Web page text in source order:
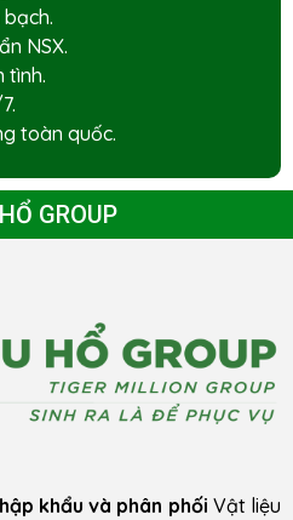
NSX.
tình.
toàn quốc.
GROUP
khẩu và phân phối Vật liệu